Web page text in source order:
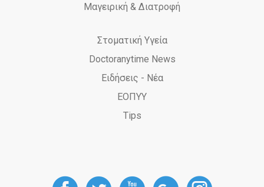
Μαγειρική & Διατροφή
Στοματική Υγεία
Doctoranytime News
Ειδήσεις - Νέα
ΕΟΠΥΥ
Tips